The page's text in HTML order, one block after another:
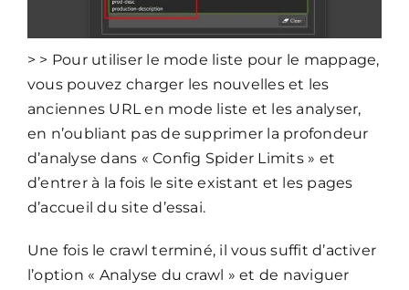
> > Pour utiliser le mode liste pour le mappage,
vous pouvez charger les nouvelles et les
anciennes URL en mode liste et les analyser,
en n’oubliant pas de supprimer la profondeur
d’analyse dans « Config Spider Limits » et
d’entrer à la fois le site existant et les pages
d’accueil du site d’essai.
Une fois le crawl terminé, il vous suffit d’activer
l’option « Analyse du crawl » et de naviguer